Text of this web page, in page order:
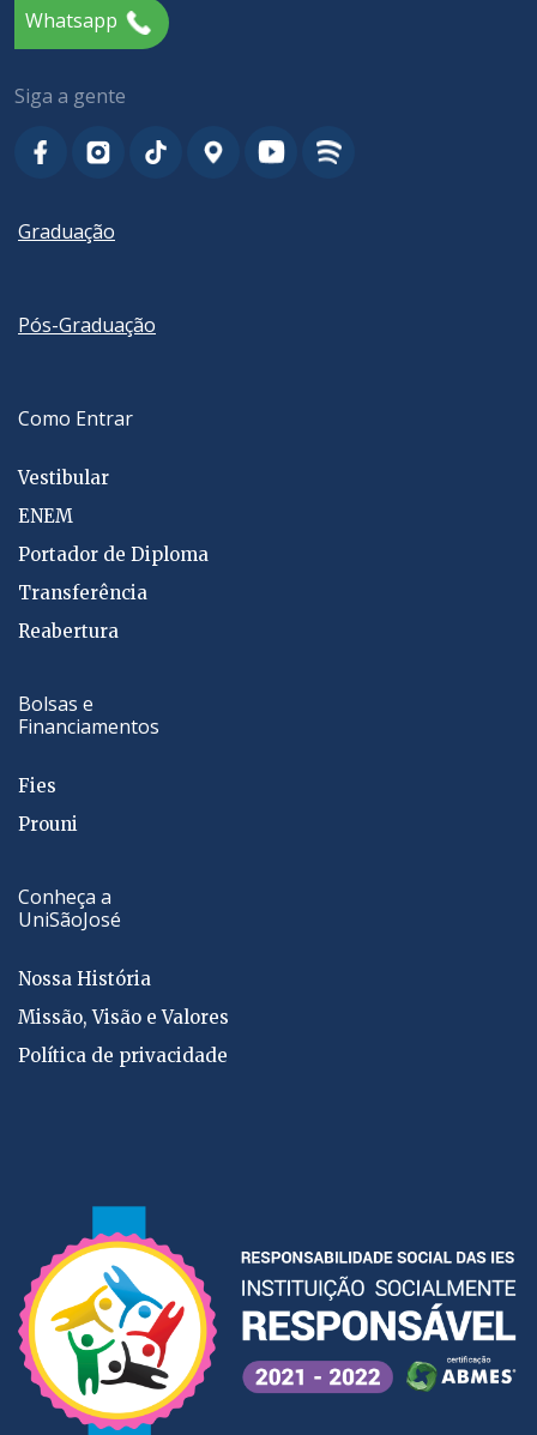
Whatsapp
Siga a gente
Graduação
Pós-Graduação
Como Entrar
Vestibular
ENEM
Portador de Diploma
Transferência
Reabertura
Bolsas e
Financiamentos
Fies
Prouni
Conheça a
UniSãoJosé
Nossa História
Missão, Visão e Valores
Política de privacidade